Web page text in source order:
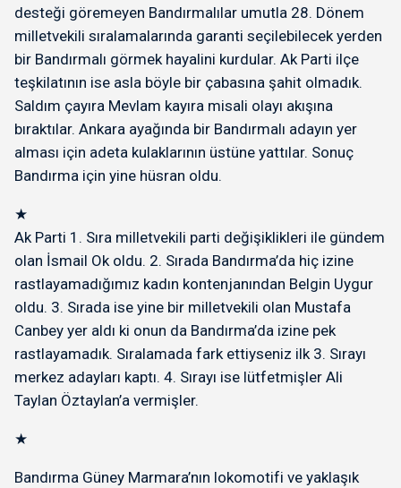
desteği göremeyen Bandırmalılar umutla 28. Dönem
milletvekili sıralamalarında garanti seçilebilecek yerden
bir Bandırmalı görmek hayalini kurdular. Ak Parti ilçe
teşkilatının ise asla böyle bir çabasına şahit olmadık.
Saldım çayıra Mevlam kayıra misali olayı akışına
bıraktılar. Ankara ayağında bir Bandırmalı adayın yer
alması için adeta kulaklarının üstüne yattılar. Sonuç
Bandırma için yine hüsran oldu.
★
Ak Parti 1. Sıra milletvekili parti değişiklikleri ile gündem
olan İsmail Ok oldu. 2. Sırada Bandırma’da hiç izine
rastlayamadığımız kadın kontenjanından Belgin Uygur
oldu. 3. Sırada ise yine bir milletvekili olan Mustafa
Canbey yer aldı ki onun da Bandırma’da izine pek
rastlayamadık. Sıralamada fark ettiyseniz ilk 3. Sırayı
merkez adayları kaptı. 4. Sırayı ise lütfetmişler Ali
Taylan Öztaylan’a vermişler.
★
Bandırma Güney Marmara’nın lokomotifi ve yaklaşık